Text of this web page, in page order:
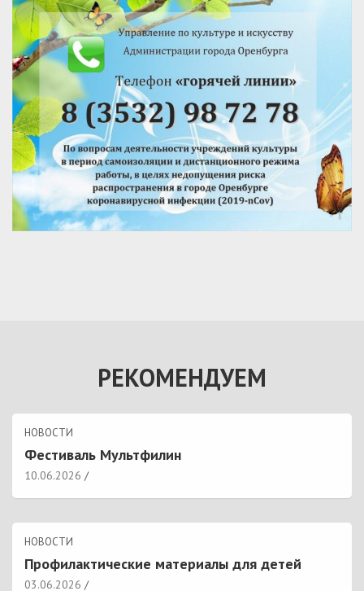
РЕКОМЕНДУЕМ
НОВОСТИ
Фестиваль Мультфилин
10.06.2026
НОВОСТИ
Профилактические материалы для детей
03.06.2026